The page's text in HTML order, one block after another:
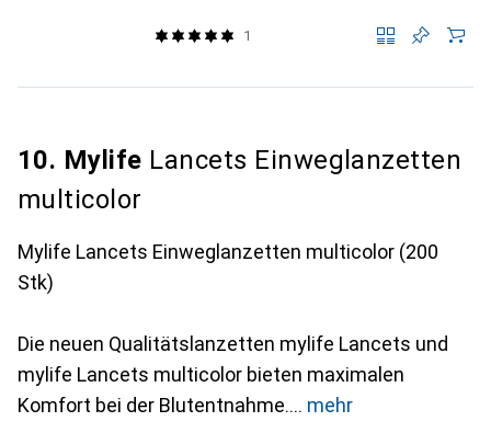
1
10. Mylife Lancets Einweglanzetten
multicolor
Mylife Lancets Einweglanzetten multicolor (200
Stk)
Die neuen Qualitätslanzetten mylife Lancets und
mylife Lancets multicolor bieten maximalen
Komfort bei der Blutentnahme.
mehr